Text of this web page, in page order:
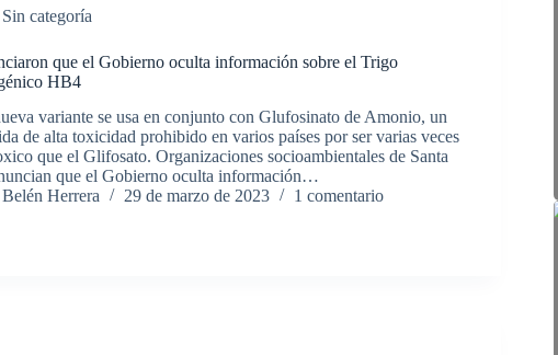
Sin categoría
que el Gobierno oculta información sobre el Trigo
HB4
variante se usa en conjunto con Glufosinato de Amonio, un
de alta toxicidad prohibido en varios países por ser varias veces
que el Glifosato. Organizaciones socioambientales de Santa
que el Gobierno oculta información…
Belén Herrera
29 de marzo de 2023 1 comentario